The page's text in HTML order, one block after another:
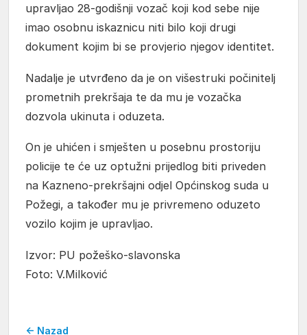
upravljao 28-godišnji vozač koji kod sebe nije
imao osobnu iskaznicu niti bilo koji drugi
dokument kojim bi se provjerio njegov identitet.
Nadalje je utvrđeno da je on višestruki počinitelj
prometnih prekršaja te da mu je vozačka
dozvola ukinuta i oduzeta.
On je uhićen i smješten u posebnu prostoriju
policije te će uz optužni prijedlog biti priveden
na Kazneno-prekršajni odjel Općinskog suda u
Požegi, a također mu je privremeno oduzeto
vozilo kojim je upravljao.
Izvor: PU požeško-slavonska
Foto: V.Milković
← Nazad